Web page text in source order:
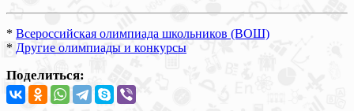
* Всероссийская олимпиада школьников (ВОШ)
* Другие олимпиады и конкурсы
Поделиться: